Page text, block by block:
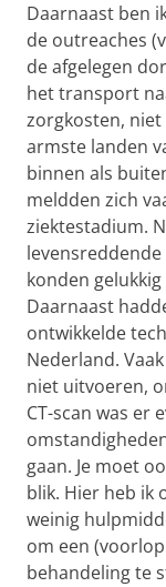
Daarnaast ben
de outreaches
de afgelegen
het transport
zorgkosten, niet
armste landen
binnen als
meldden zich
ziektestadium.
konden
Daarnaast
ontwikkelde
Nederland.
niet uitvoeren,
CT-scan was er
gaan. Je moet
blik. Hier heb ik
weinig
om een
behandeling te